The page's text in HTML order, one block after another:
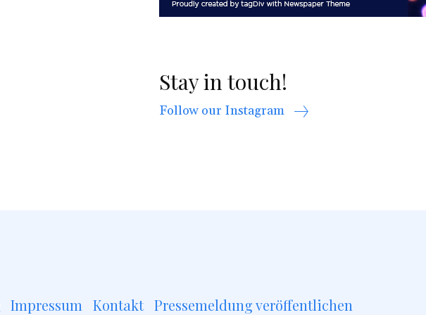
Stay in touch!
Follow our Instagram
Impressum Kontakt Pressemeldung veröffentlichen